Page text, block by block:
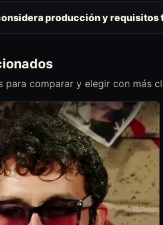
producción y requisitos
para comparar y elegir con más